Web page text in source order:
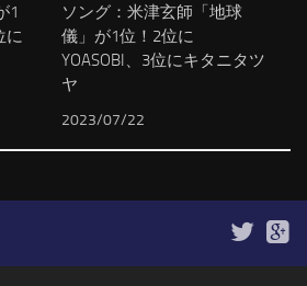
1
に
ソング：米津玄師「地球
儀」が1位！2位に
YOASOBI、3位にキタニタツ
ヤ
2023/07/22